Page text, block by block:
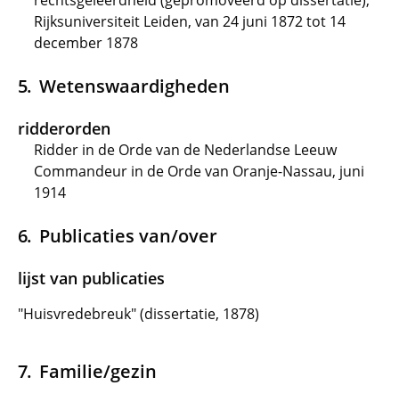
Rijksuniversiteit Leiden, van 24 juni 1872 tot 14
december 1878
Wetenswaardigheden
ridderorden
Ridder in de Orde van de Nederlandse Leeuw
Commandeur in de Orde van Oranje-Nassau, juni
1914
Publicaties van/over
lijst van publicaties
"Huisvredebreuk" (dissertatie, 1878)
Familie/gezin